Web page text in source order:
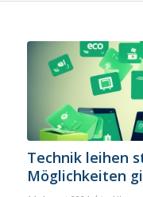
Technik leihen
Möglichkeiten